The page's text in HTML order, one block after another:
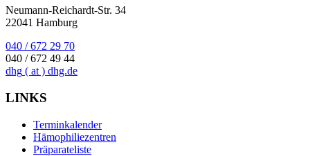
Neumann-Reichardt-Str. 34
22041 Hamburg
040 / 672 29 70
040 / 672 49 44
dhg ( at ) dhg.de
LINKS
Terminkalender
Hämophiliezentren
Präparateliste